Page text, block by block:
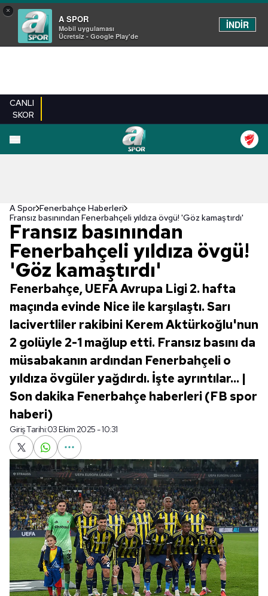
×
A SPOR
Mobil uygulaması
Ücretsiz - Google Play'de
İNDİR
CANLI
SKOR
A Spor Fenerbahçe Haberleri
Fransız basınından Fenerbahçeli yıldıza övgü! 'Göz kamaştırdı'
Fransız basınından
Fenerbahçeli yıldıza övgü!
'Göz kamaştırdı'
Fenerbahçe, UEFA Avrupa Ligi 2. hafta
maçında evinde Nice ile karşılaştı. Sarı
lacivertliler rakibini Kerem Aktürkoğlu'nun
2 golüyle 2-1 mağlup etti. Fransız basını da
müsabakanın ardından Fenerbahçeli o
yıldıza övgüler yağdırdı. İşte ayrıntılar... |
Son dakika Fenerbahçe haberleri (FB spor
haberi)
Giriş Tarihi:03 Ekim 2025 - 10:31